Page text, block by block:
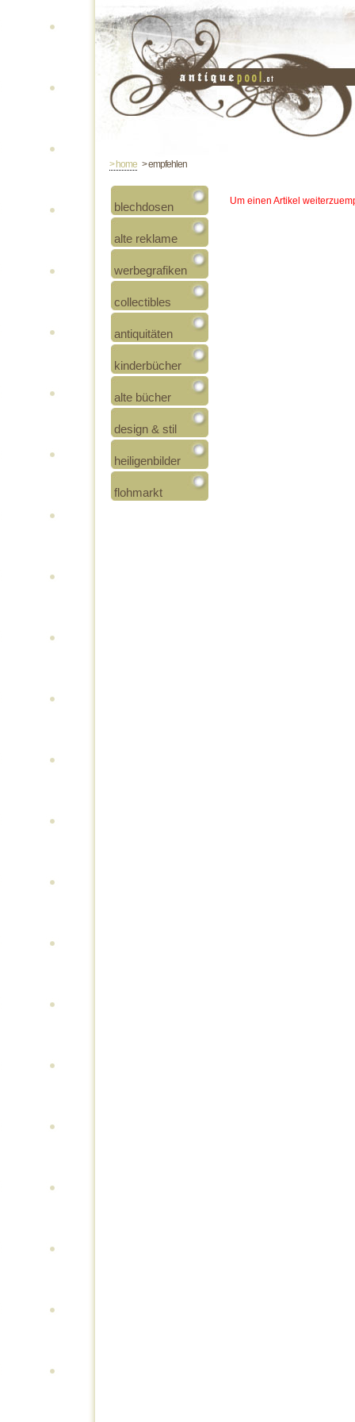
> home > empfehlen
blechdosen
alte reklame
werbegrafiken
collectibles
antiquitäten
kinderbücher
alte bücher
design & stil
heiligenbilder
flohmarkt
Um einen Artikel